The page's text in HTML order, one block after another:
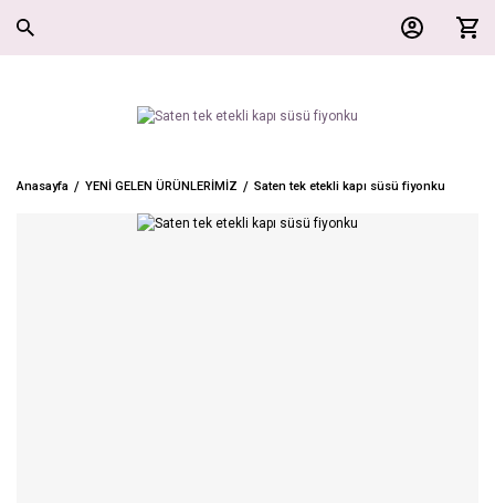
Anasayfa YENİ GELEN ÜRÜNLERİMİZ Saten tek etekli kapı süsü fiyonku